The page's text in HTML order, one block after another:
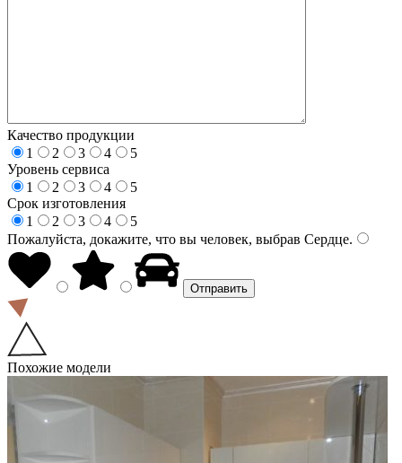
Качество продукции
1
2 3 4
5
Уровень сервиса
1
2 3 4
5
Срок изготовления
1
2 3 4
5
Пожалуйста, докажите, что вы человек, выбрав Сердце.
Похожие модели